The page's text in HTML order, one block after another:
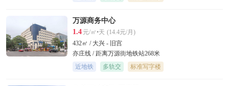
万源商务中心
1.4 元/㎡•天 (14.4元/月)
432㎡ / 大兴 - 旧宫
亦庄线 / 距离万源街地铁站268米
近地铁
多轨交 标准写字楼